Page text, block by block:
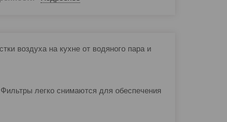
воздуха на кухне от водяного пара и
легко снимаются для обеспечения